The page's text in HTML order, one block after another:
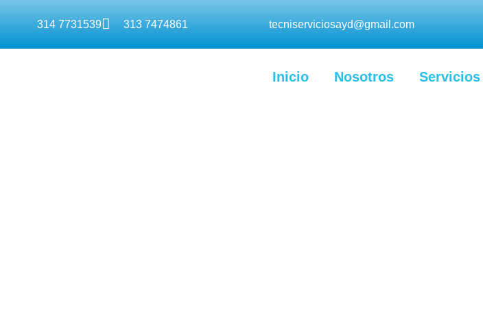
314 7731539 313 7474861 tecniserviciosayd@gmail.com
Inicio Nosotros Servicios